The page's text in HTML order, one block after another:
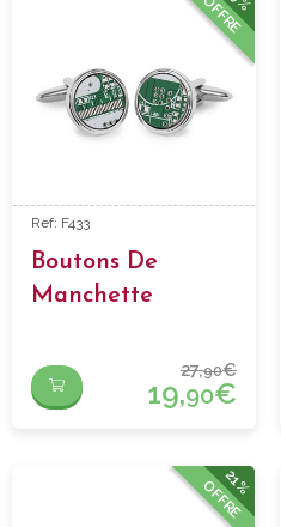
OFFRE
Ref: F433
Boutons De
Manchette
Informatique
27,90€
19,90€
21%
OFFRE